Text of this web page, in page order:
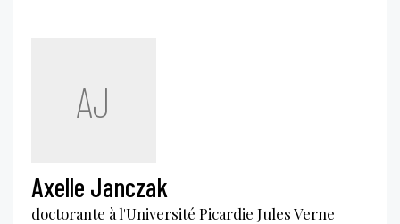
AJ
Axelle Janczak
doctorante à l'Université Picardie Jules Verne